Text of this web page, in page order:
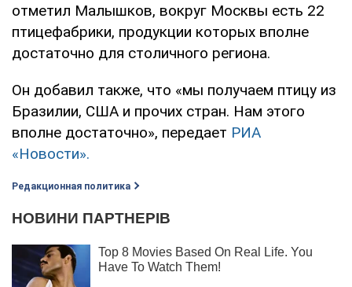
отметил Малышков, вокруг Москвы есть 22
птицефабрики, продукции которых вполне
достаточно для столичного региона.
Он добавил также, что «мы получаем птицу из
Бразилии, США и прочих стран. Нам этого
вполне достаточно», передает РИА
«Новости».
Редакционная политика